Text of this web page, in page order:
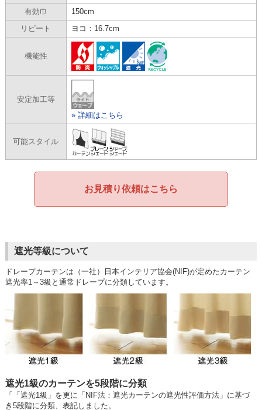
有効巾
150cm
リピート
ヨコ：16.7cm
機能性
安定加工等
» 詳細はこちら
可能スタイル
お見積り依頼はこちら
遮光等級について
ドレープカーテンは（一社）日本インテリア協会(NIF)が定めたカーテン
遮光率1～3級と通常ドレープに分類しています。
遮光1級のカーテンを5段階に分類
「「遮光1級」を更に「NIF法：遮光カーテンの遮光性評価方法」に基づ
き5段階に分類、表記しました。